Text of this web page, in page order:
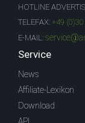
HOTLINE
TELEFAX: +49
E-MAIL:
Service
News
Affiliate-Lexikon
Download